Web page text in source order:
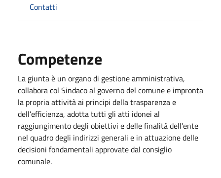
Contatti
Competenze
La giunta è un organo di gestione amministrativa,
collabora col Sindaco al governo del comune e impronta
la propria attività ai principi della trasparenza e
dell’efficienza, adotta tutti gli atti idonei al
raggiungimento degli obiettivi e delle finalità dell’ente
nel quadro degli indirizzi generali e in attuazione delle
decisioni fondamentali approvate dal consiglio
comunale.